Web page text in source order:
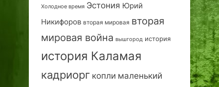
Холодное время Эстония Юрий
Никифоров вторая мировая вторая
мировая война вышгород история
история Каламая
кадриорг копли маленький